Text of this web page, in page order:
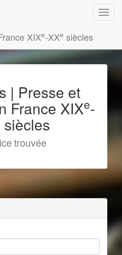
XIXe-XXe siècles
| Presse et
France XIXe-
siècles
trouvée